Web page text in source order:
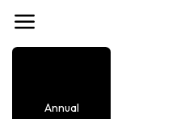
Annual